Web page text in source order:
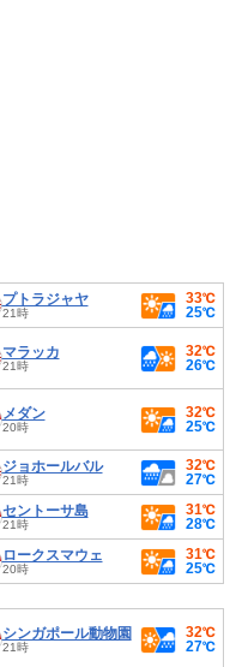
プトラジャヤ
21時
33℃
25℃
マラッカ
21時
32℃
26℃
メダン
20時
32℃
25℃
ジョホールバル
21時
32℃
27℃
セントーサ島
21時
31℃
28℃
ロークスマウェ
20時
31℃
25℃
シンガポール動物園
21時
32℃
27℃